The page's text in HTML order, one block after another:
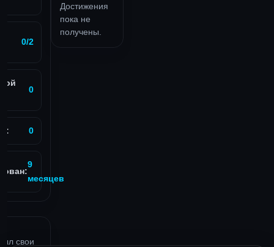
0/2
0
0
9
месяцев
свои
Достижения
пока не
получены.